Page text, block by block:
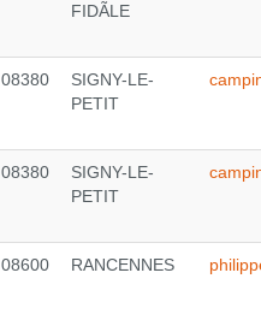
FIDÃLE
08380
SIGNY-LE-
PETIT
08380
SIGNY-LE-
PETIT
08600 RANCENNES